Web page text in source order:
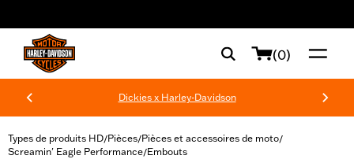
(0)
Dickies x Harley-Davidson
Types de produits HD/Pièces/Pièces et accessoires de moto/
Screamin' Eagle Performance/Embouts